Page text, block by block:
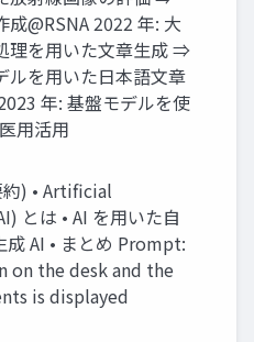
成@RSNA 2022 年: ⼤
理を⽤いた⽂章⽣成 ⇒
ルを⽤いた⽇本語⽂章
年: 基盤モデルを使
⽤活⽤
) • Artificial
とは • AI を⽤いた⾃
成 AI • まとめ Prompt:
on the desk and the
is displayed